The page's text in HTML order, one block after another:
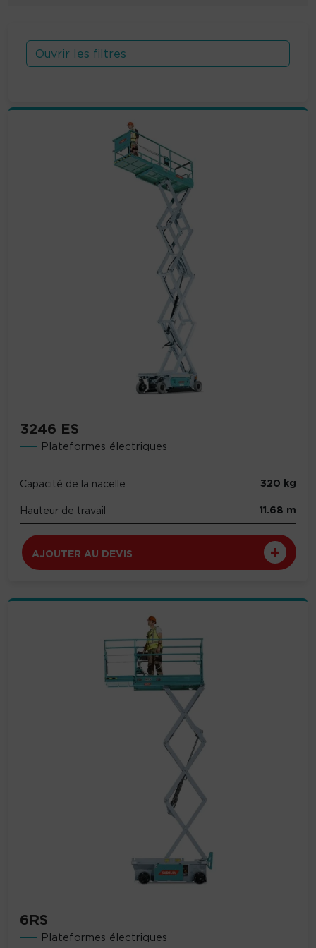
Ouvrir les filtres
3246 ES
Plateformes électriques
Capacité de la nacelle 320 kg
Hauteur de travail 11.68 m
AJOUTER AU DEVIS
6RS
Plateformes électriques